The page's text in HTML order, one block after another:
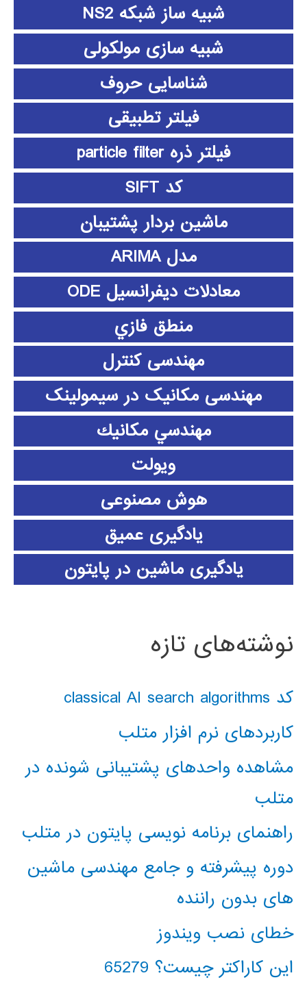
شبیه ساز شبکه NS2
شبیه سازی مولکولی
شناسایی حروف
فیلتر تطبیقی
فیلتر ذره particle filter
کد SIFT
ماشین بردار پشتیبان
مدل ARIMA
معادلات دیفرانسیل ODE
منطق فازي
مهندسی کنترل
مهندسی مکانیک در سیمولینک
مهندسي مكانيك
ویولت
هوش مصنوعی
یادگیری عمیق
یادگیری ماشین در پایتون
نوشته‌های تازه
کد classical AI search algorithms
کاربردهای نرم افزار متلب
مشاهده واحدهای پشتیبانی شونده در
متلب
راهنمای برنامه نویسی پایتون در متلب
دوره پیشرفته و جامع مهندسی ماشین
های بدون راننده
خطای نصب ویندوز
این کاراکتر چیست؟ 65279